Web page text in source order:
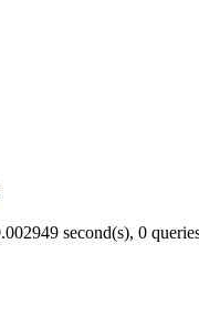
second(s), 0